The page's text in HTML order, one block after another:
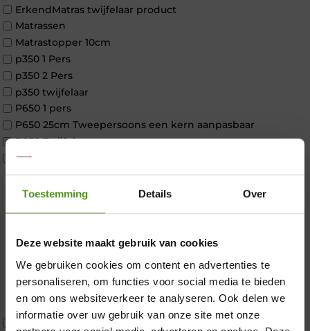
Toestemming Details Over
Deze website maakt gebruik van cookies
We gebruiken cookies om content en advertenties te
personaliseren, om functies voor social media te bieden
en om ons websiteverkeer te analyseren. Ook delen we
informatie over uw gebruik van onze site met onze
ErkendMatras twijfelaar product
Matrassen
Matrastopper 10cm
p350 1 Pers
p350 2 Pers
p350 twijfelaar
P650 1 pers
P650 25cm Tweepersoons een kern aanpasbaar
P650 Twijfelaar
Toppers
Maatvoering
1 persoon
Twijfelaar
Koudschuim
Latex
Traagschuim
Tweepersoons 1 kern
×